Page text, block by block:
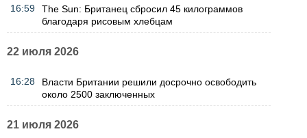
16:59
The Sun: Британец сбросил 45 килограммов
благодаря рисовым хлебцам
22 июля 2026
16:28
Власти Британии решили досрочно освободить
около 2500 заключенных
21 июля 2026